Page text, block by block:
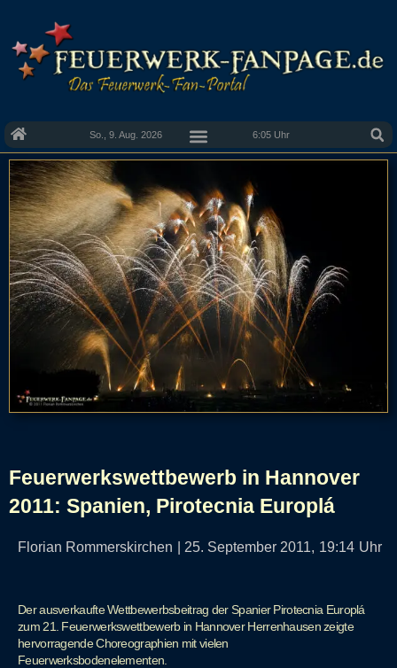
So., 9. Aug. 2026 6:05 Uhr
Feuerwerkswettbewerb in Hannover
2011: Spanien, Pirotecnia Europlá
Florian Rommerskirchen 25. September 2011, 19:14 Uhr
Der ausverkaufte Wettbewerbsbeitrag der Spanier Pirotecnia Europlá
zum 21. Feuerwerkswettbewerb in Hannover Herrenhausen zeigte
hervorragende Choreographien mit vielen
Feuerwerksbodenelementen.